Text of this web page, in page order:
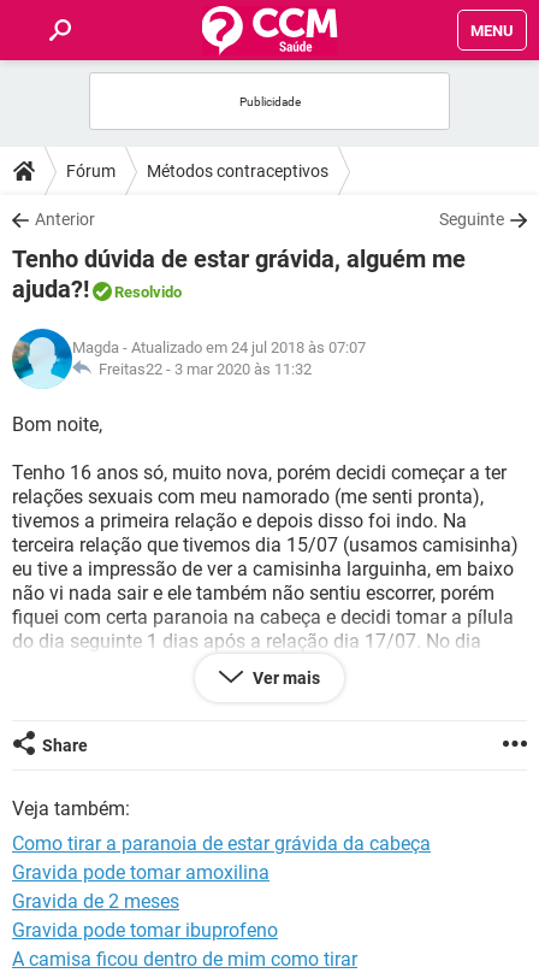
MENU
FÓRUM
SAÚDE
FAMÍLIA
NUTRIÇÃO
SEXUALIDADE
GLOSSÁRIO
Fórum Métodos contraceptivos
Anterior Seguinte
Tenho dúvida de estar grávida, alguém me
ajuda?!
Resolvido
Magda - Atualizado em 24 jul 2018 às 07:07
Freitas22 - 3 mar 2020 às 11:32
Bom noite,
Tenho 16 anos só, muito nova, porém decidi começar a ter
relações sexuais com meu namorado (me senti pronta),
tivemos a primeira relação e depois disso foi indo. Na
terceira relação que tivemos dia 15/07 (usamos camisinha)
eu tive a impressão de ver a camisinha larguinha, em baixo
não vi nada sair e ele também não sentiu escorrer, porém
fiquei com certa paranoia na cabeça e decidi tomar a pílula
do dia seguinte 1 dias após a relação dia 17/07. No dia
21/07 desceu um pouco de sangue, no dia 22 esse sangue
foi com a intensidade um pouco maior mas hoje dia 23
de estar grávida e por ser muito nova! Gostaria de uma
ajuda de alguém experiente para tirar essa imensa dúvida
pelas minhas contas estava no meu período fértil
Ver mais
Share
Veja também:
Como tirar a paranoia de estar grávida da cabeça
Gravida pode tomar amoxilina
Gravida de 2 meses
Gravida pode tomar ibuprofeno
A camisa ficou dentro de mim como tirar